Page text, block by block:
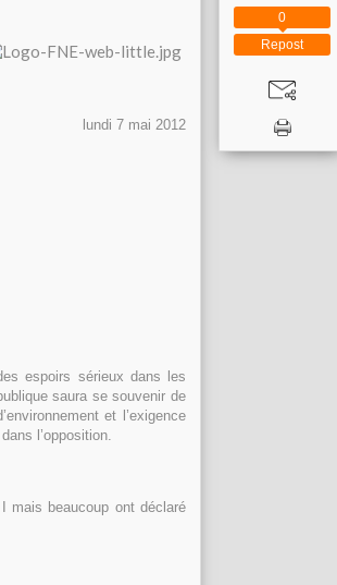
lundi 7 mai 2012
espoirs sérieux dans les
saura se souvenir de
et l’exigence
l’opposition.
mais beaucoup ont déclaré
Repost
0